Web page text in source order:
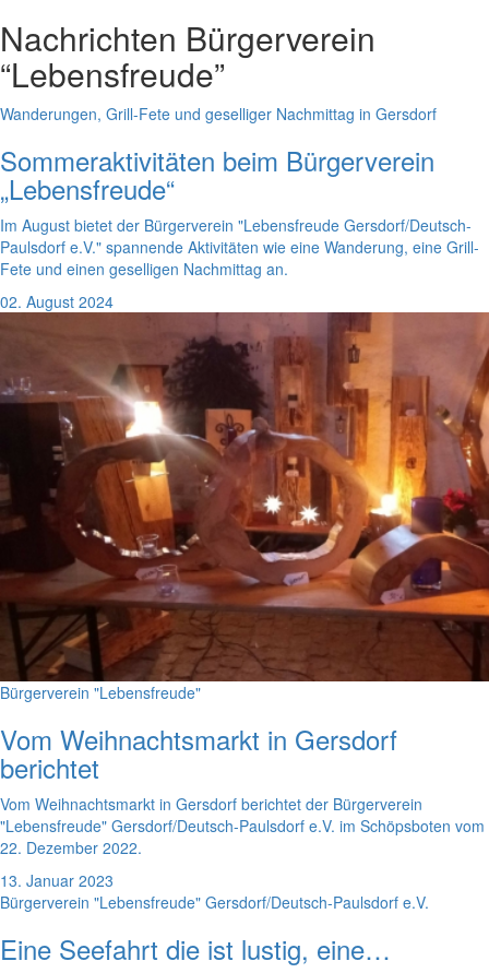
Nachrichten Bürgerverein
“Lebensfreude”
Wanderungen, Grill-Fete und geselliger Nachmittag in Gersdorf
Sommeraktivitäten beim Bürgerverein
„Lebensfreude“
Im August bietet der Bürgerverein "Lebensfreude Gersdorf/Deutsch-
Paulsdorf e.V." spannende Aktivitäten wie eine Wanderung, eine Grill-
Fete und einen geselligen Nachmittag an.
02. August 2024
Bürgerverein "Lebensfreude"
Vom Weihnachtsmarkt in Gersdorf
berichtet
Vom Weihnachtsmarkt in Gersdorf berichtet der Bürgerverein
"Lebensfreude" Gersdorf/Deutsch-Paulsdorf e.V. im Schöpsboten vom
22. Dezember 2022.
13. Januar 2023
Bürgerverein "Lebensfreude" Gersdorf/Deutsch-Paulsdorf e.V.
Eine Seefahrt die ist lustig, eine…